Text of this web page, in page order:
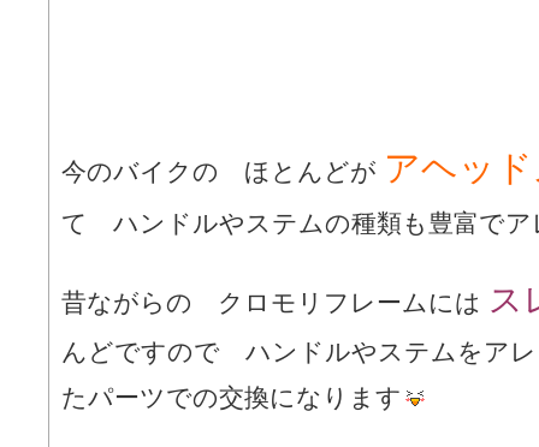
今のバイクの ほとんどが アヘッ
て ハンドルやステムの種類も豊富で
昔ながらの クロモリフレームには ス
んどですので ハンドルやステムをア
たパーツでの交換になります